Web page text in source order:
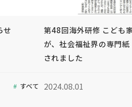
せ
すべて
第48回海外研修 こども
が、社会福祉界の専門
されました
2024.08.01